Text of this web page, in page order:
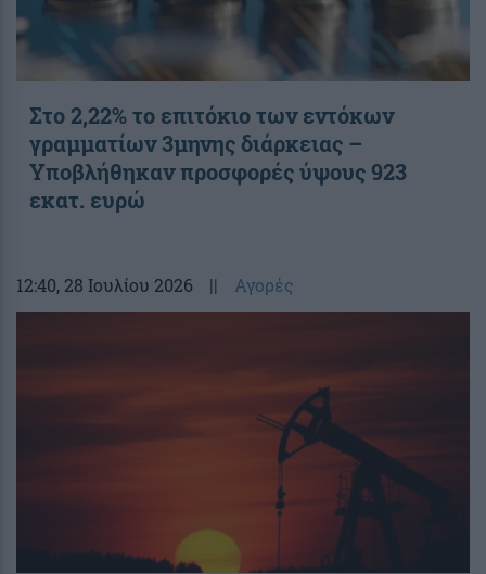
Στο 2,22% το επιτόκιο των εντόκων
γραμματίων 3μηνης διάρκειας –
Υποβλήθηκαν προσφορές ύψους 923
εκατ. ευρώ
12:40, 28 Ιουλίου 2026 || Αγορές